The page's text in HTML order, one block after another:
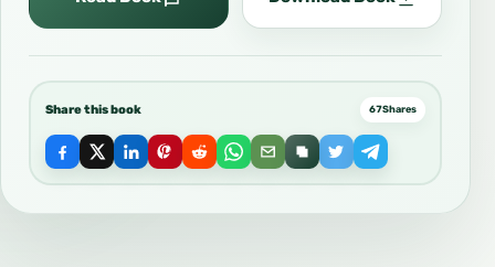
Share this book 67Shares